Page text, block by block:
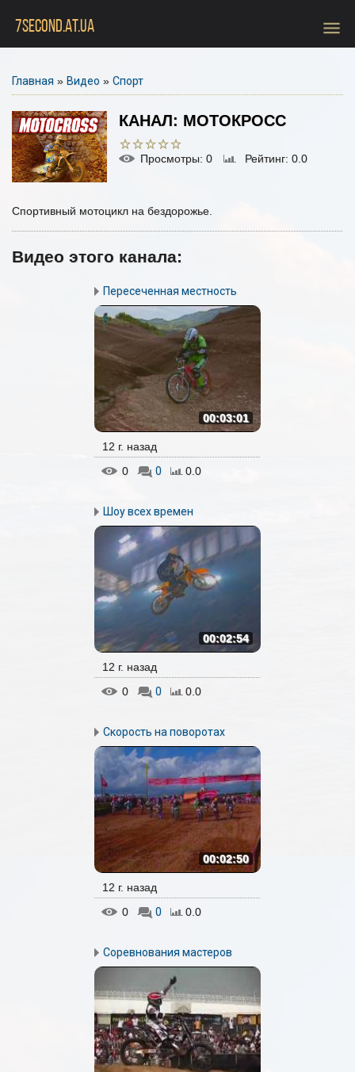
7SECOND.AT.UA menu
Главная » Видео » Спорт
КАНАЛ: МОТОКРОСС
Просмотры: 0 Рейтинг: 0.0
Спортивный мотоцикл на бездорожье.
Видео этого канала:
Пересеченная местность
00:03:01
12 г. назад
0
0 0.0
Шоу всех времен
00:02:54
12 г. назад
0
0 0.0
Скорость на поворотах
00:02:50
12 г. назад
0
0 0.0
Соревнования мастеров